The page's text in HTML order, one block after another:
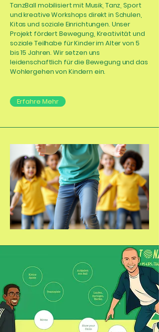
TanzBall mobilisiert mit Musik, Tanz, Sport
und kreative Workshops direkt in Schulen,
Kitas und soziale Einrichtungen. Unser
Projekt fördert Bewegung, Kreativität und
soziale Teilhabe für Kinder im Alter von 5
bis 15 Jahren. Wir setzen uns
leidenschaftlich für die Bewegung und das
Wohlergehen von Kindern ein.
Erfahre Mehr